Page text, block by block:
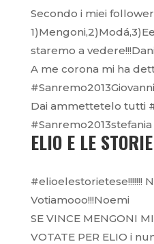
Secondo i miei
staremo a
A me corona mi ha
Dai ammettetelo tutti
ELIO E LE
#elioelestorietese!!!!!!!
Votiamooo!!!Noemi
SE VINCE MENGONI
VOTATE PER ELIO i